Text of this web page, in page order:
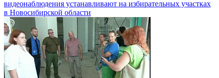
видеонаблюдения устанавливают на избирательных участках
в Новосибирской области